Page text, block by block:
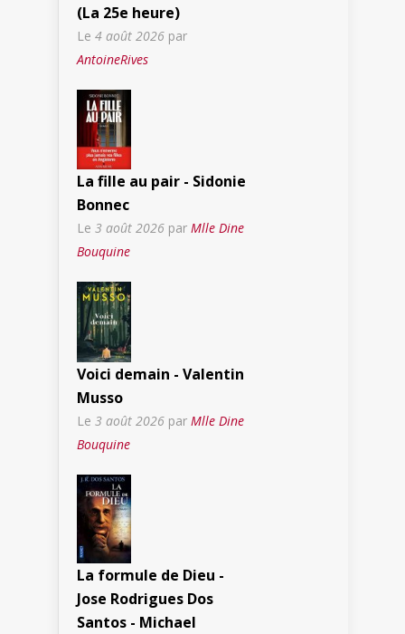
(La 25e heure)
Le 4 août 2026 par
AntoineRives
La fille au pair - Sidonie
Bonnec
Le 3 août 2026 par Mlle Dine
Bouquine
Voici demain - Valentin
Musso
Le 3 août 2026 par Mlle Dine
Bouquine
La formule de Dieu -
Jose Rodrigues Dos
Santos - Michael